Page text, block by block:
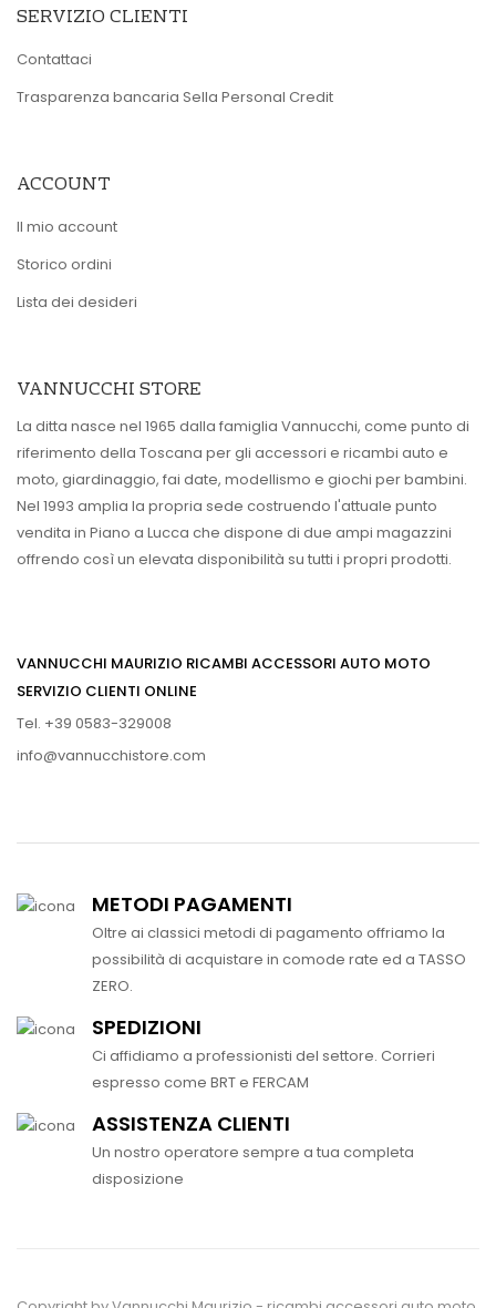
SERVIZIO CLIENTI
Contattaci
Trasparenza bancaria Sella Personal Credit
ACCOUNT
Il mio account
Storico ordini
Lista dei desideri
VANNUCCHI STORE
La ditta nasce nel 1965 dalla famiglia Vannucchi, come punto di
riferimento della Toscana per gli accessori e ricambi auto e
moto, giardinaggio, fai date, modellismo e giochi per bambini.
Nel 1993 amplia la propria sede costruendo l'attuale punto
vendita in Piano a Lucca che dispone di due ampi magazzini
offrendo così un elevata disponibilità su tutti i propri prodotti.
VANNUCCHI MAURIZIO RICAMBI ACCESSORI AUTO MOTO
SERVIZIO CLIENTI ONLINE
Tel. +39 0583-329008
info@vannucchistore.com
METODI PAGAMENTI
Oltre ai classici metodi di pagamento offriamo la
possibilità di acquistare in comode rate ed a TASSO
ZERO.
SPEDIZIONI
Ci affidiamo a professionisti del settore. Corrieri
espresso come BRT e FERCAM
ASSISTENZA CLIENTI
Un nostro operatore sempre a tua completa
disposizione